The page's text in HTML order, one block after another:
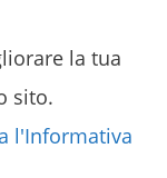
la tua
sito.
l'Informativa